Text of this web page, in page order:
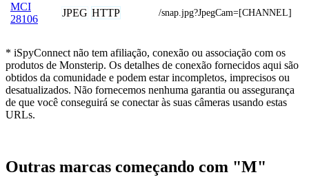
MCI
28106
JPEG HTTP /snap.jpg?JpegCam=[CHANNEL]
* iSpyConnect não tem afiliação, conexão ou associação com os
produtos de Monsterip. Os detalhes de conexão fornecidos aqui são
obtidos da comunidade e podem estar incompletos, imprecisos ou
desatualizados. Não fornecemos nenhuma garantia ou assegurança
de que você conseguirá se conectar às suas câmeras usando estas
URLs.
Outras marcas começando com "M"